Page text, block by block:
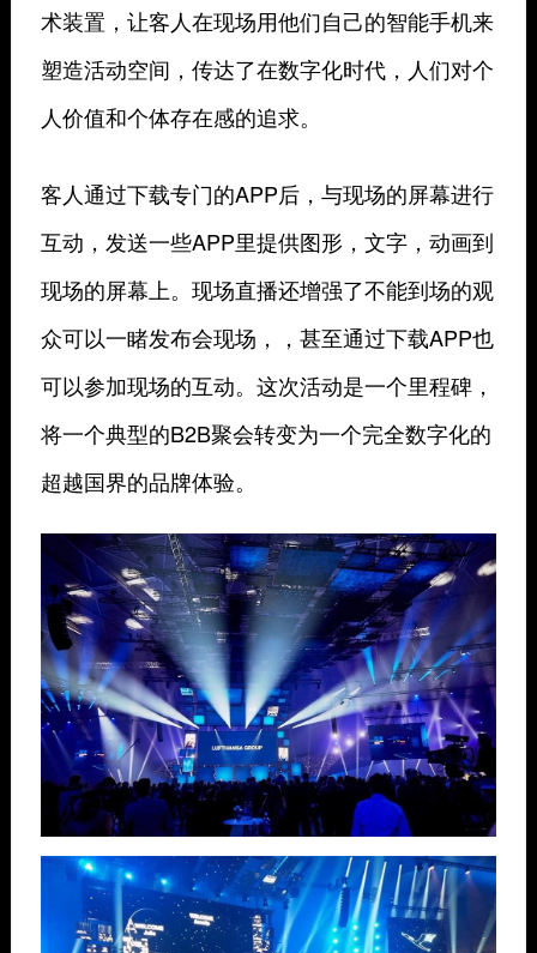
术装置，让客人在现场用他们自己的智能手机来
塑造活动空间，传达了在数字化时代，人们对个
人价值和个体存在感的追求。
客人通过下载专门的APP后，与现场的屏幕进行
互动，发送一些APP里提供图形，文字，动画到
现场的屏幕上。现场直播还增强了不能到场的观
众可以一睹发布会现场，，甚至通过下载APP也
可以参加现场的互动。这次活动是一个里程碑，
将一个典型的B2B聚会转变为一个完全数字化的
超越国界的品牌体验。